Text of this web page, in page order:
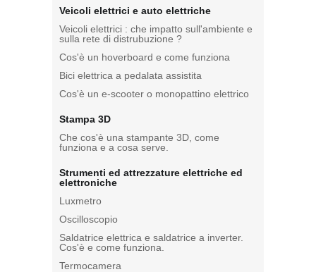
Veicoli elettrici e auto elettriche
Veicoli elettrici : che impatto sull'ambiente e
sulla rete di distrubuzione ?
Cos'è un hoverboard e come funziona
Bici elettrica a pedalata assistita
Cos'è un e-scooter o monopattino elettrico
Stampa 3D
Che cos'è una stampante 3D, come
funziona e a cosa serve.
Strumenti ed attrezzature elettriche ed
elettroniche
Luxmetro
Oscilloscopio
Saldatrice elettrica e saldatrice a inverter.
Cos'è e come funziona.
Termocamera